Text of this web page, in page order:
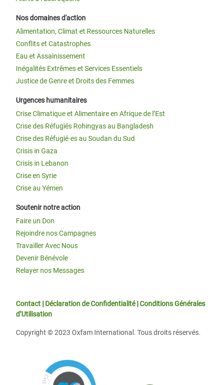
Nos domaines d'action
Alimentation, Climat et Ressources Naturelles
Conflits et Catastrophes
Eau et Assainissement
Inégalités Extrêmes et Services Essentiels
Justice de Genre et Droits des Femmes
Urgences humanitaires
Crise Climatique et Alimentaire en Afrique de l’Est
Crise des Réfugiés Rohingyas au Bangladesh
Crise des Réfugié·es au Soudan du Sud
Crisis in Gaza
Crisis in Lebanon
Crise en Syrie
Crise au Yémen
Soutenir notre action
Faire un Don
Rejoindre nos Campagnes
Travailler Avec Nous
Devenir Bénévole
Relayer nos Messages
Contact | Déclaration de Confidentialité|Conditions Générales
d’Utilisation
Copyright © 2023 Oxfam International. Tous droits réservés.